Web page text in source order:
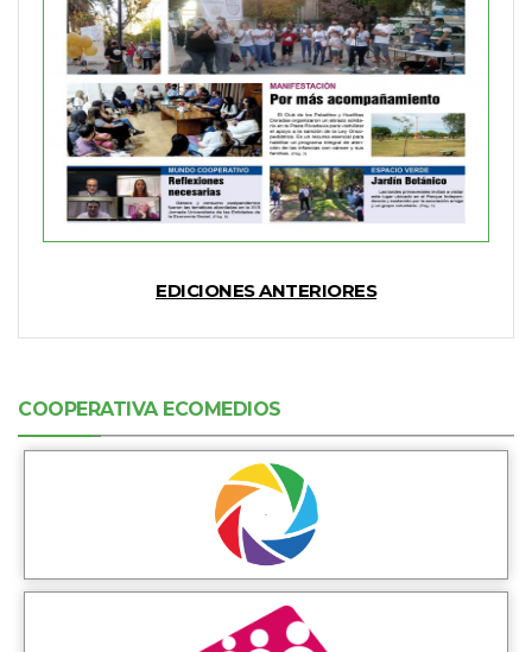
EDICIONES ANTERIORES
COOPERATIVA ECOMEDIOS